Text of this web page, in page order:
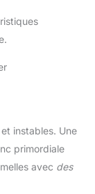
instables. Une
primordiale
avec des